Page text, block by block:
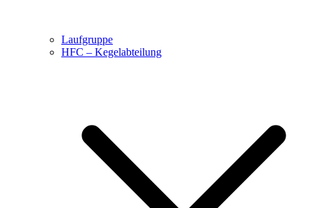
Laufgruppe
HFC – Kegelabteilung